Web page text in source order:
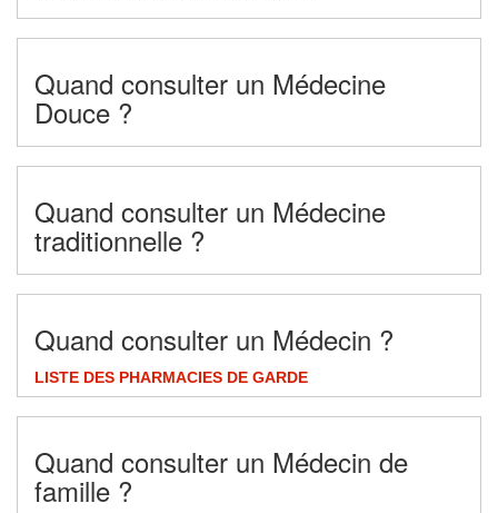
Quand consulter un Médecine
Douce ?
Quand consulter un Médecine
traditionnelle ?
Quand consulter un Médecin ?
LISTE DES PHARMACIES DE GARDE
Quand consulter un Médecin de
famille ?